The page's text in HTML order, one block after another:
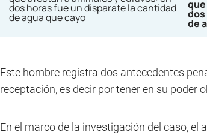
de
Este hombre registra dos antecedentes
receptación, es decir por tener en su poder
En el marco de la investigación del caso, el